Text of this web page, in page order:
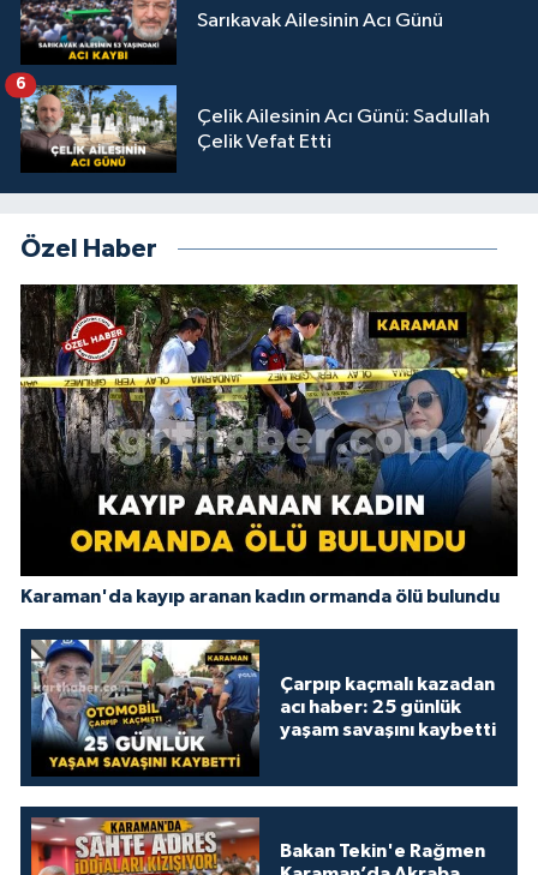
Sarıkavak Ailesinin Acı Günü
Çelik Ailesinin Acı Günü: Sadullah
Çelik Vefat Etti
6
Özel Haber
Karaman'da kayıp aranan kadın ormanda ölü bulundu
Çarpıp kaçmalı kazadan
acı haber: 25 günlük
yaşam savaşını kaybetti
Bakan Tekin'e Rağmen